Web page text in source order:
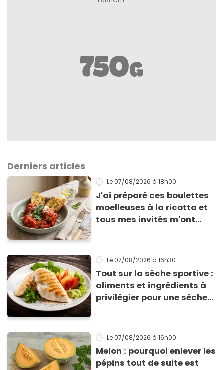
Derniers articles
Le 07/08/2026 à 18h00
J'ai préparé ces boulettes
moelleuses à la ricotta et
tous mes invités m'ont
Le 07/08/2026 à 16h30
Tout sur la sèche sportive :
aliments et ingrédients à
privilégier pour une sèche
Le 07/08/2026 à 16h00
Melon : pourquoi enlever les
pépins tout de suite est